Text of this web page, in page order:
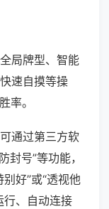
局牌型、智能
速自摸等操
率。
通过第三方软
封号”等功能，
好”或“透视他
行、自动连接